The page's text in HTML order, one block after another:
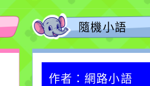
隨機小語
作者：網路小語